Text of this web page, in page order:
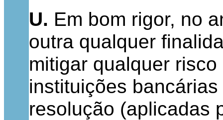
U. Em bom rigor, no
outra qualquer
mitigar qualquer
instituições
resolução (aplicadas